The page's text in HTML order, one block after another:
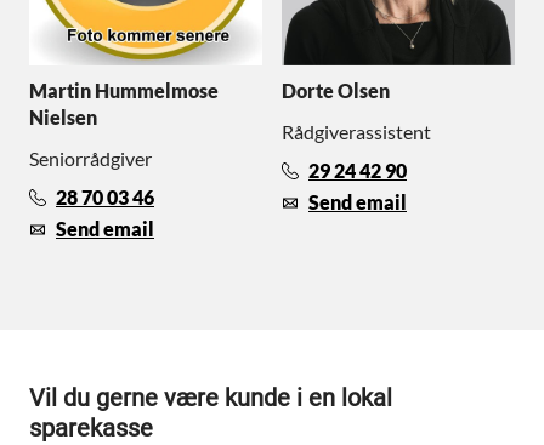
Martin Hummelmose
Nielsen
Seniorrådgiver
28 70 03 46
Send email
Dorte Olsen
Rådgiverassistent
29 24 42 90
Send email
Vil du gerne være kunde i en lokal
sparekasse